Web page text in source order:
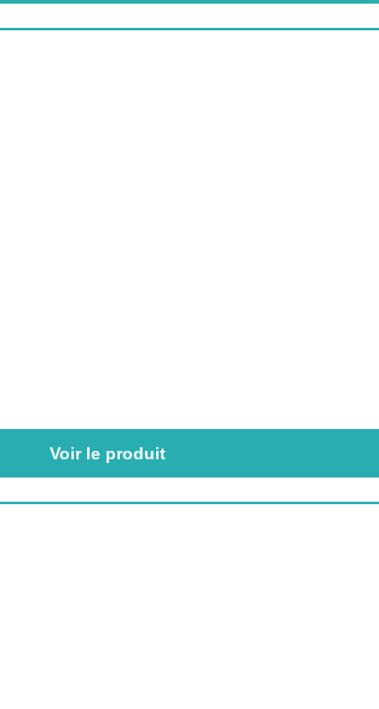
Voir le produit